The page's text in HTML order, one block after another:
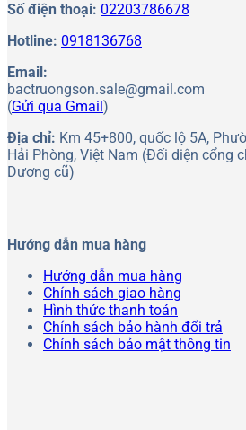
Số điện thoại: 02203786678
Hotline: 0918136768
Email:
bactruongson.sale@gmail.com
(Gửi qua Gmail)
Địa chỉ: Km 45+800, quốc lộ 5A,
Hải Phòng, Việt Nam (Đối diện cổng
Dương cũ)
Hướng dẫn mua hàng
Hướng dẫn mua hàng
Chính sách giao hàng
Hình thức thanh toán
Chính sách bảo hành đổi trả
Chính sách bảo mật thông tin